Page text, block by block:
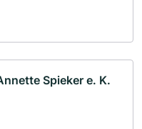
Spieker e. K.